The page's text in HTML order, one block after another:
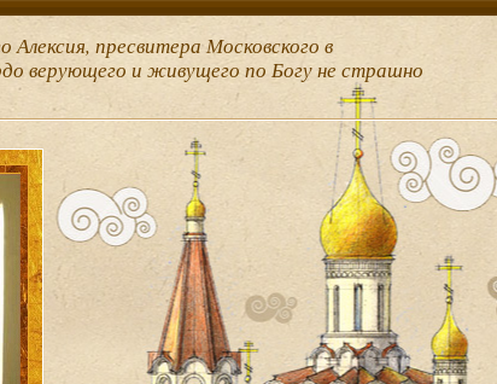
Алексия, пресвитера Московского в
верующего и живущего по Богу не страшно